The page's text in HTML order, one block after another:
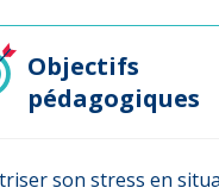
Objectifs
pédagogiques
son stress en